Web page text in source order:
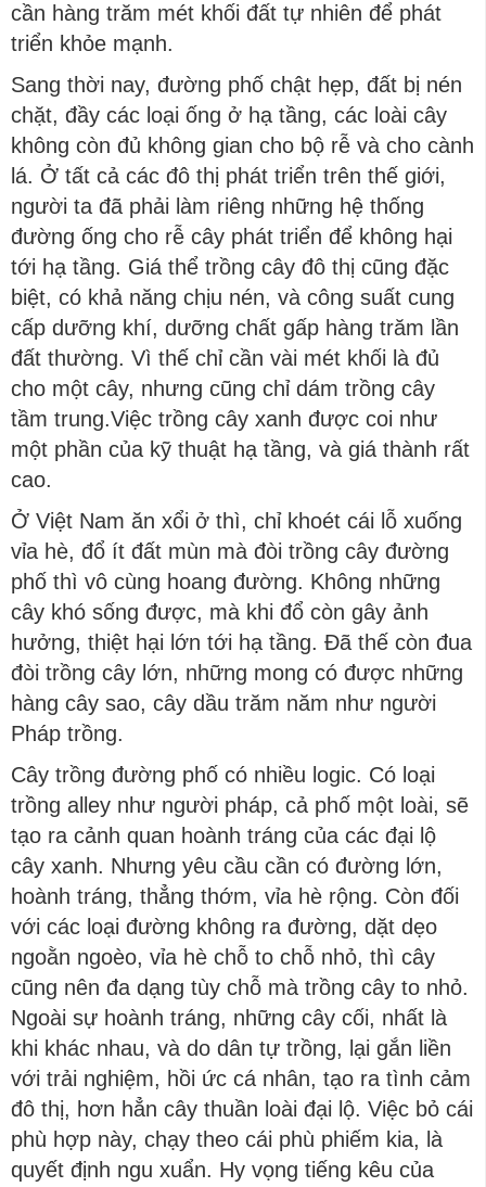
cần hàng trăm mét khối đất tự nhiên để phát
triển khỏe mạnh.
Sang thời nay, đường phố chật hẹp, đất bị nén
chặt, đầy các loại ống ở hạ tầng, các loài cây
không còn đủ không gian cho bộ rễ và cho cành
lá. Ở tất cả các đô thị phát triển trên thế giới,
người ta đã phải làm riêng những hệ thống
đường ống cho rễ cây phát triển để không hại
tới hạ tầng. Giá thể trồng cây đô thị cũng đặc
biệt, có khả năng chịu nén, và công suất cung
cấp dưỡng khí, dưỡng chất gấp hàng trăm lần
đất thường. Vì thế chỉ cần vài mét khối là đủ
cho một cây, nhưng cũng chỉ dám trồng cây
tầm trung.Việc trồng cây xanh được coi như
một phần của kỹ thuật hạ tầng, và giá thành rất
cao.
Ở Việt Nam ăn xổi ở thì, chỉ khoét cái lỗ xuống
vỉa hè, đổ ít đất mùn mà đòi trồng cây đường
phố thì vô cùng hoang đường. Không những
cây khó sống được, mà khi đổ còn gây ảnh
hưởng, thiệt hại lớn tới hạ tầng. Đã thế còn đua
đòi trồng cây lớn, những mong có được những
hàng cây sao, cây dầu trăm năm như người
Pháp trồng.
Cây trồng đường phố có nhiều logic. Có loại
trồng alley như người pháp, cả phố một loài, sẽ
tạo ra cảnh quan hoành tráng của các đại lộ
cây xanh. Nhưng yêu cầu cần có đường lớn,
hoành tráng, thẳng thớm, vỉa hè rộng. Còn đối
với các loại đường không ra đường, dặt dẹo
ngoằn ngoèo, vỉa hè chỗ to chỗ nhỏ, thì cây
cũng nên đa dạng tùy chỗ mà trồng cây to nhỏ.
Ngoài sự hoành tráng, những cây cối, nhất là
khi khác nhau, và do dân tự trồng, lại gắn liền
với trải nghiệm, hồi ức cá nhân, tạo ra tình cảm
đô thị, hơn hẳn cây thuần loài đại lộ. Việc bỏ cái
phù hợp này, chạy theo cái phù phiếm kia, là
quyết định ngu xuẩn. Hy vọng tiếng kêu của